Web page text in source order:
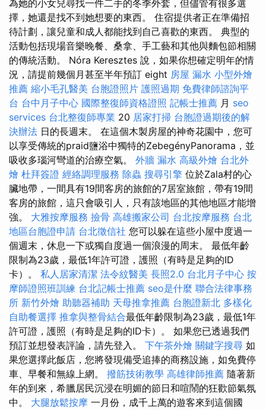
為她的小女兒尋找一件二手的冬季外套，但儘管有很多選
擇，她還是找不到她想要的東西。 住宿提供者正在準備招
待計劃，讓兒童和成人都能找到自己喜歡的東西。 典型的
活動包括現場音樂晚餐、桑拿、手工藝和其他與麵包節相關
的傳統活動。 Nóra Keresztes 說，如果你想確定明年的情
況，請提前幾個月甚至半年預訂 eight 房屋 漏水 小型外燴
推薦 縮小毛孔醫美 台胞證照片 護照過期 免費律師諮詢平
台 台中月子中心 國際整復師資格證照 記帳士推薦 月 seo
services 台北整復師專業 20 居家打掃 台胞證過期後的解
決辦法 日的長週末。 在這個木製房屋的神奇花園中，您可
以享受傳統的praid鹽浴中獨特的ZebegényPanorama，並
吸收多瑙河彎道的治療空氣。 外牆 漏水 高級外燴 台北外
燴 杜拜簽證 經絡調理服務 除蟲 搜尋引擎 位於Zala村的心
臟地帶，一間具有19間客房的旅館的7居室旅館，帶有19間
客房的旅館，這只會吸引人，只有該地區的其他地區才能增
強。 大雅按摩服務 撿骨 高雄搬家公司 台北按摩服務 台北
地區台胞證申請 台北徵信社 您可以躲在這些小屋中度過一
個週末，休息一下或獨自度過一個浪漫的周末。 最低年齡
限制為23歲，最低1年許可證，護照（有時是足夠的ID
卡）。 私人居家清潔 法令紋醫美 長照2.0 台北月子中心 按
摩師證照班訓練 台北記帳士推薦 seo是什麼 聯合法律事務
所 新竹外燴 助聽器補助 天母推拿推薦 台胞證新北 多樣化
自助餐選擇 推拿與整骨結合最低年齡限制為23歲，最低1年
許可證，護照（有時是足夠的ID卡）。 如果您已透過我們
預訂並想發表評論，請先登入。 下午茶外燴 關鍵字搜尋 如
果您選擇此飯店，您將發現備受追捧的商務設施，如免費停
車、早餐和無線上網。 撥筋技術教學 高雄律師推薦 隨著新
年的到來，希臘居民沉浸在明媚的節日和喧鬧的狂歡節氣氛
中。 大腿放鬆按摩 一月份，成千上萬的遊客來到這個國